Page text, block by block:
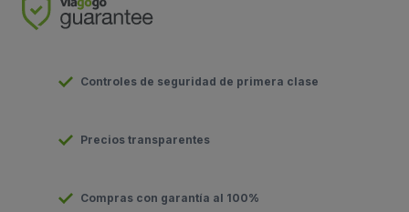
Controles de seguridad de primera clase
Precios transparentes
Compras con garantía al 100%